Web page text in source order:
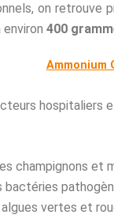
on retrouve
400
Ammonium
hospitaliers
champignons et
bactéries
vertes et